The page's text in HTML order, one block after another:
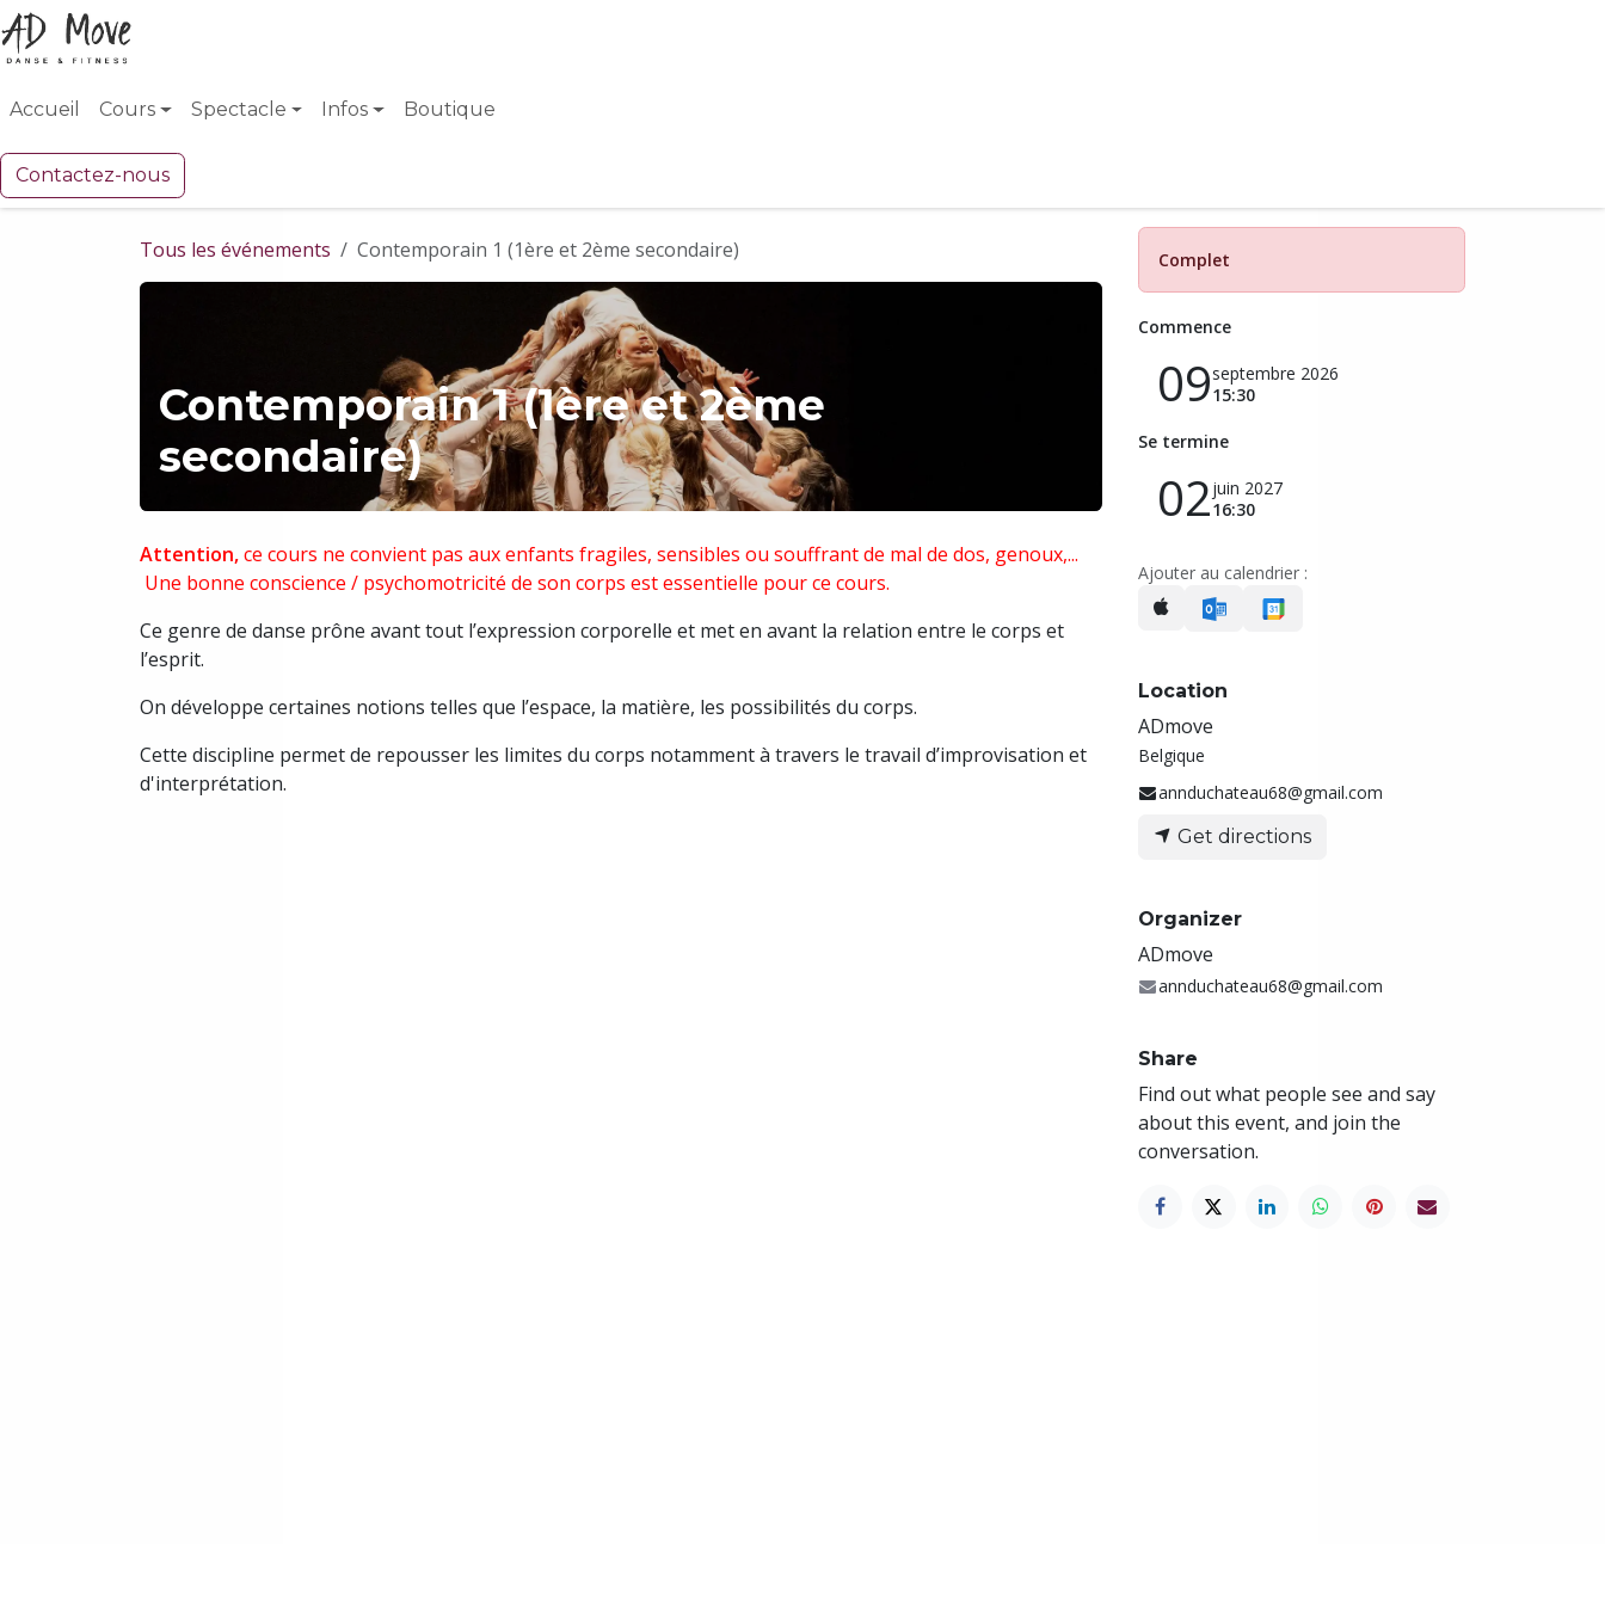
Se rendre au contenu
Accueil Cours Spectacle Infos Boutique
Contactez-nous
Tous les événements Contemporain 1 (1ère et 2ème secondaire)
Contemporain 1 (1ère et 2ème
secondaire)
Attention,ce cours ne convient pas aux enfants fragiles, sensibles ou souffrant de mal de dos, genoux,...​
Une bonne conscience / psychomotricité de son corps est essentielle pour ce cours.
Ce genre de danse prône avant tout l’expression corporelle et met en avant la relation entre le corps et
l’esprit.
On développe certaines notions telles que l’espace, la matière, les possibilités du corps.
Cette discipline permet de repousser les limites du corps notamment à travers le travail d’improvisation et
d'interprétation.
Complet
Commence
09septembre 2026
15:30
Se termine
02juin 2027
16:30
Ajouter au calendrier :
Location
ADmove
Belgique
annduchateau68@gmail.com
Get directions
Organizer
ADmove
annduchateau68@gmail.com
Share
Find out what people see and say
about this event, and join the
conversation.